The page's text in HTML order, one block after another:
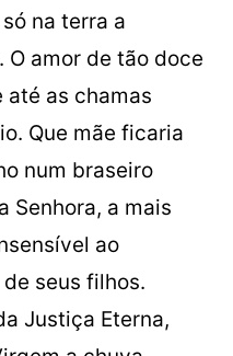
na terra a
amor de tão doce
até as chamas
Que mãe ficaria
num braseiro
Senhora, a mais
ao
seus filhos.
Justiça Eterna,